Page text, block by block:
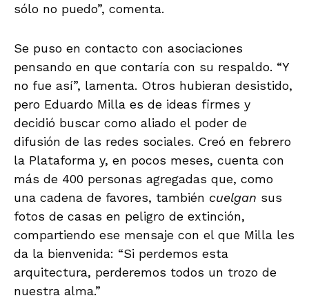
sólo no puedo”, comenta.
Se puso en contacto con asociaciones
pensando en que contaría con su respaldo. “Y
no fue así”, lamenta. Otros hubieran desistido,
pero Eduardo Milla es de ideas firmes y
decidió buscar como aliado el poder de
difusión de las redes sociales. Creó en febrero
la Plataforma y, en pocos meses, cuenta con
más de 400 personas agregadas que, como
una cadena de favores, también cuelgan sus
fotos de casas en peligro de extinción,
compartiendo ese mensaje con el que Milla les
da la bienvenida: “Si perdemos esta
arquitectura, perderemos todos un trozo de
nuestra alma.”